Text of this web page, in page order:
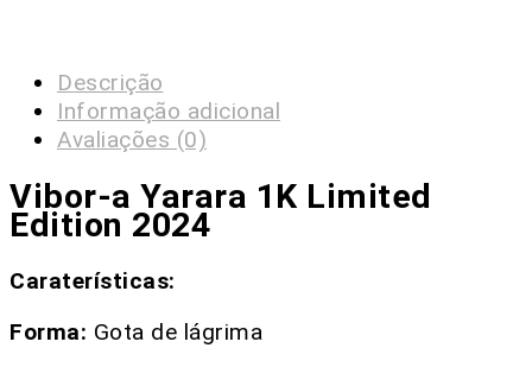
Descrição
Informação adicional
Avaliações (0)
Vibor-a Yarara 1K Limited
Edition 2024
Caraterísticas:
Forma: Gota de lágrima